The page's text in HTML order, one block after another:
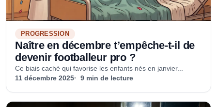
PROGRESSION
Naître en décembre t’empêche-t-il de
devenir footballeur pro ?
Ce biais caché qui favorise les enfants nés en janvier...
11 décembre 2025 9 min de lecture